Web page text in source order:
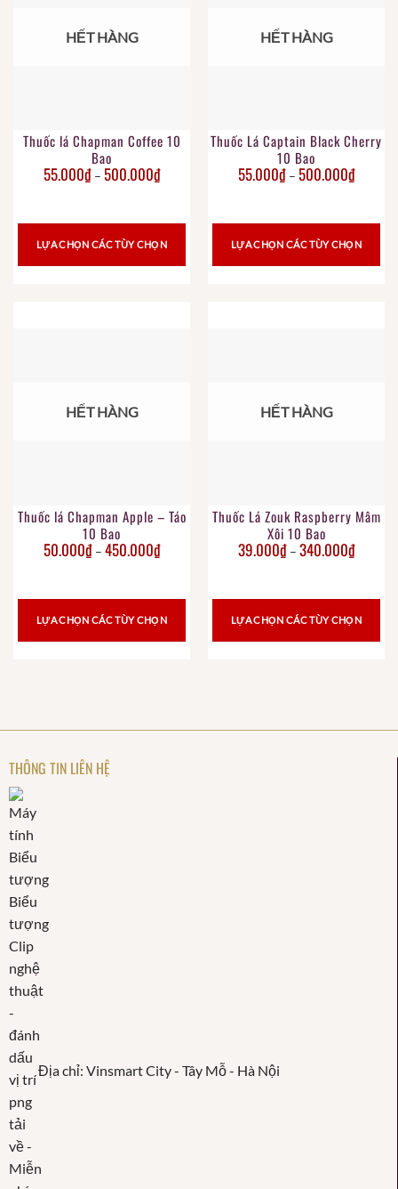
HẾT HÀNG
Thuốc lá Chapman Coffee 10
Bao
55.000₫ – 500.000₫
LỰA CHỌN CÁC TÙY CHỌN
HẾT HÀNG
Thuốc Lá Captain Black Cherry
10 Bao
55.000₫ – 500.000₫
LỰA CHỌN CÁC TÙY CHỌN
HẾT HÀNG
Thuốc lá Chapman Apple – Táo
10 Bao
50.000₫ – 450.000₫
LỰA CHỌN CÁC TÙY CHỌN
HẾT HÀNG
Thuốc Lá Zouk Raspberry Mâm
Xôi 10 Bao
39.000₫ – 340.000₫
LỰA CHỌN CÁC TÙY CHỌN
THÔNG TIN LIÊN HỆ
Địa chỉ: Vinsmart City - Tây Mỗ - Hà Nội